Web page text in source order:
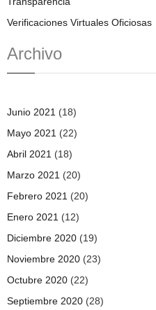
Verificaciones Virtuales Oficiosas
Archivo
Junio 2021 (18)
Mayo 2021 (22)
Abril 2021 (18)
Marzo 2021 (20)
Febrero 2021 (20)
Enero 2021 (12)
Diciembre 2020 (19)
Noviembre 2020 (23)
Octubre 2020 (22)
Septiembre 2020 (28)